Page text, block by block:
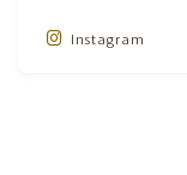
Instagram